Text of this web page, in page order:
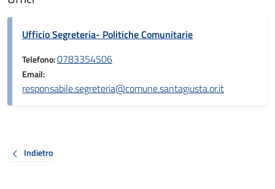
Ufficio Segreteria- Politiche Comunitarie
Telefono:0783354506
Email:
responsabile.segreteria@comune.santagiusta.or.it
Indietro